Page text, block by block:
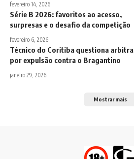
fevereiro 14, 2026
Série B 2026: favoritos ao acesso,
surpresas e o desafio da competição
fevereiro 6, 2026
Técnico do Coritiba questiona
por expulsão contra o Bragantino
janeiro 29, 2026
Mostrar mais